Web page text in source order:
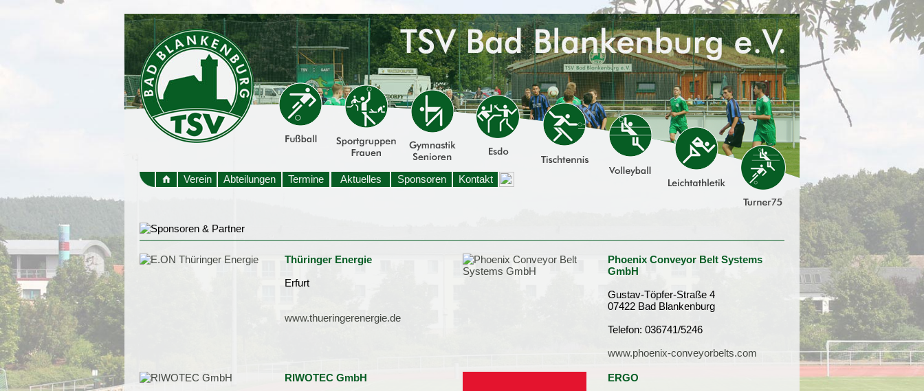
Verein Abteilungen Termine Aktuelles Sponsoren Kontakt
Thüringer Energie
Erfurt
www.thueringerenergie.de
Phoenix Conveyor Belt Systems
GmbH
Gustav-Töpfer-Straße 4
07422 Bad Blankenburg
Telefon: 036741/5246
www.phoenix-conveyorbelts.com
RIWOTEC GmbH
ERGO